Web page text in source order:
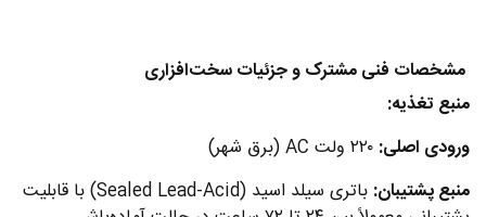
مشخصات فنی مشترک و جزئیات سخت‌افزاری
منبع تغذیه:
ورودی اصلی:
منبع پشتیبان:
باتری سیلد اسید (Sealed Lead-Acid) با قابلیت